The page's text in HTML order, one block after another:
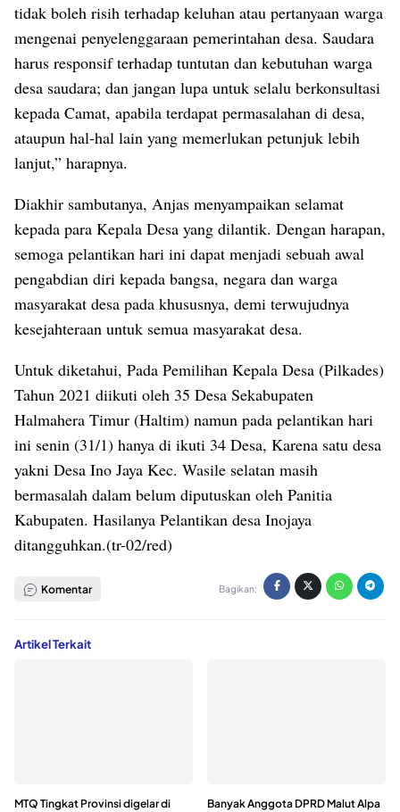
tidak boleh risih terhadap keluhan atau pertanyaan warga
mengenai penyelenggaraan pemerintahan desa. Saudara
harus responsif terhadap tuntutan dan kebutuhan warga
desa saudara; dan jangan lupa untuk selalu berkonsultasi
kepada Camat, apabila terdapat permasalahan di desa,
ataupun hal-hal lain yang memerlukan petunjuk lebih
lanjut,” harapnya.
Diakhir sambutanya, Anjas menyampaikan selamat
kepada para Kepala Desa yang dilantik. Dengan harapan,
semoga pelantikan hari ini dapat menjadi sebuah awal
pengabdian diri kepada bangsa, negara dan warga
masyarakat desa pada khususnya, demi terwujudnya
kesejahteraan untuk semua masyarakat desa.
Untuk diketahui, Pada Pemilihan Kepala Desa (Pilkades)
Tahun 2021 diikuti oleh 35 Desa Sekabupaten
Halmahera Timur (Haltim) namun pada pelantikan hari
ini senin (31/1) hanya di ikuti 34 Desa, Karena satu desa
yakni Desa Ino Jaya Kec. Wasile selatan masih
bermasalah dalam belum diputuskan oleh Panitia
Kabupaten. Hasilanya Pelantikan desa Inojaya
ditangguhkan.(tr-02/red)
Komentar Bagikan:
Artikel Terkait
MTQ Tingkat Provinsi digelar di
Banyak Anggota DPRD Malut Alpa